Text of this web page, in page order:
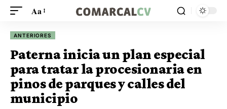
Aa
ANTERIORES
Paterna inicia un plan especial
para tratar la procesionaria en
pinos de parques y calles del
municipio